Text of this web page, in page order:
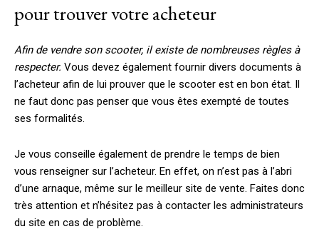
pour trouver votre acheteur
Afin de vendre son scooter, il existe de nombreuses règles à
respecter. Vous devez également fournir divers documents à
l’acheteur afin de lui prouver que le scooter est en bon état. Il
ne faut donc pas penser que vous êtes exempté de toutes
ses formalités.
Je vous conseille également de prendre le temps de bien
vous renseigner sur l’acheteur. En effet, on n’est pas à l’abri
d’une arnaque, même sur le meilleur site de vente. Faites donc
très attention et n’hésitez pas à contacter les administrateurs
du site en cas de problème.